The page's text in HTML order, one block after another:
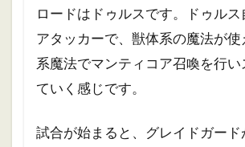
ロードはドゥルスです。ドゥル
アタッカーで、獣体系の魔法が
系魔法でマンティコア召喚を行い
ていく感じです。
試合が始まると、グレイドガード